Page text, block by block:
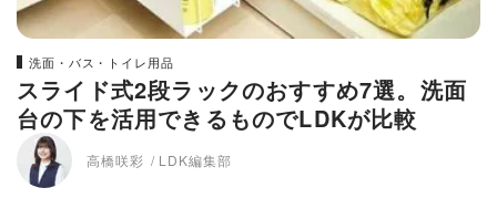
洗面・バス・トイレ用品
スライド式2段ラックのおすすめ7選。洗面
台の下を活用できるものでLDKが比較
高橋咲彩 LDK編集部